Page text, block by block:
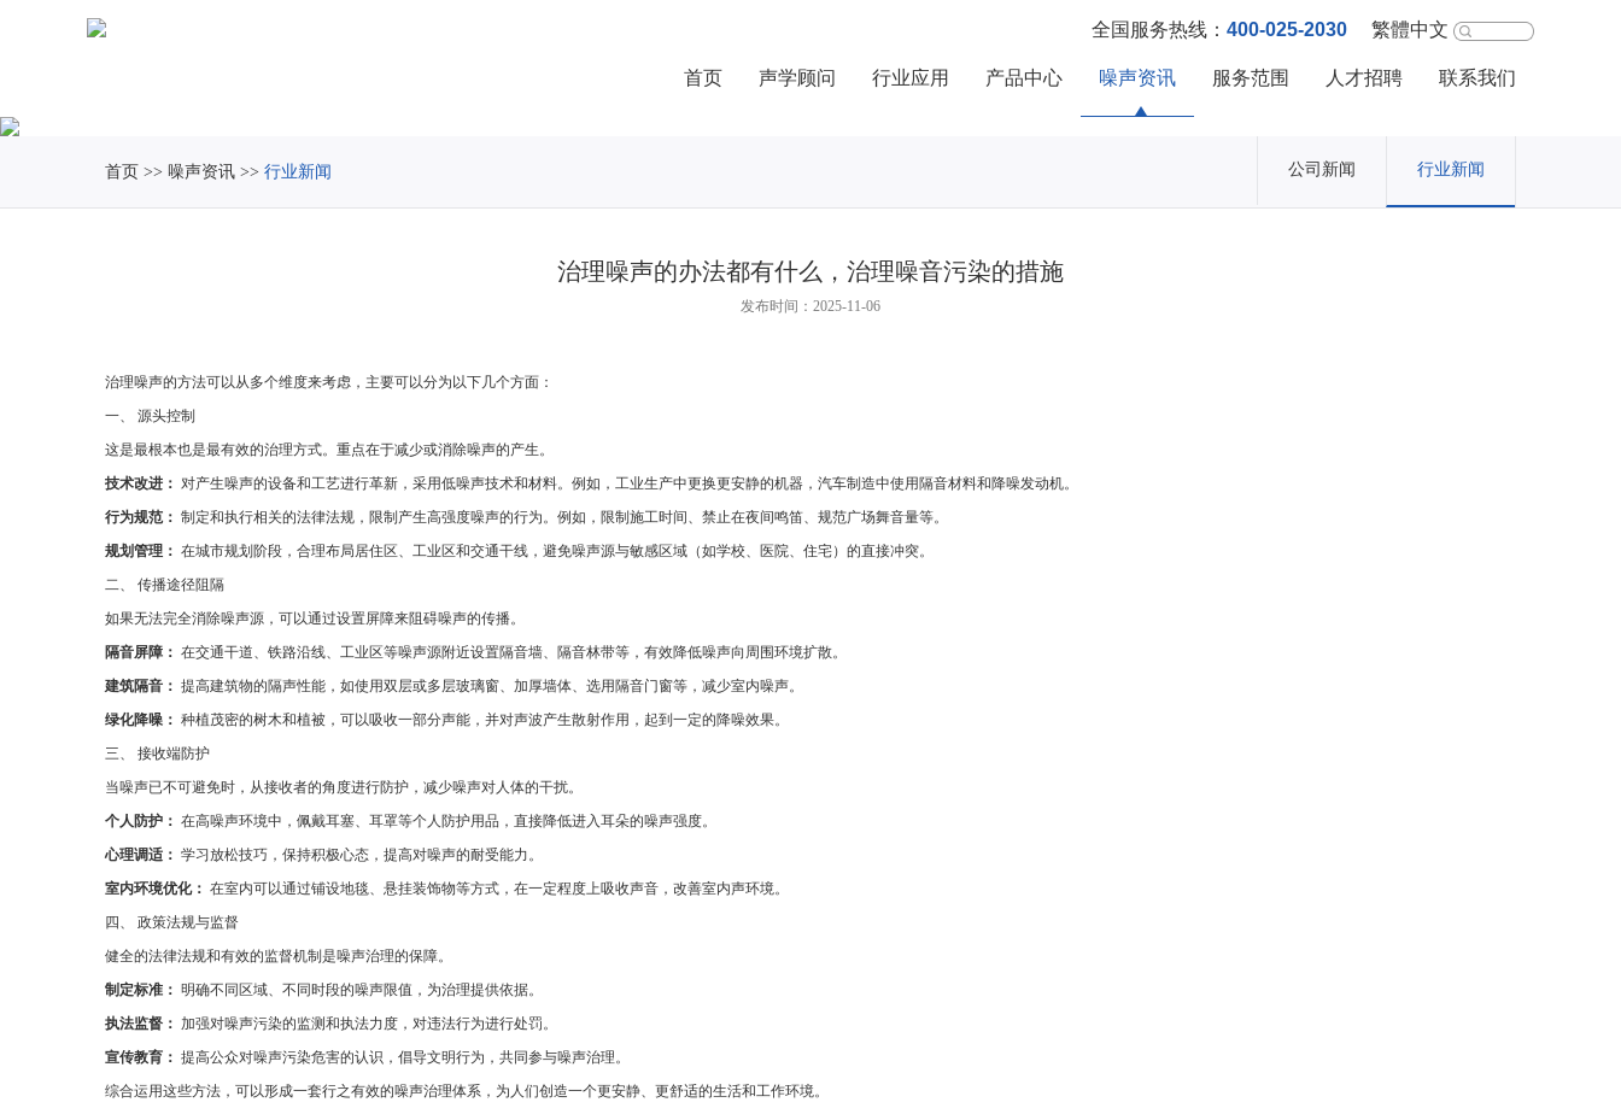
全国服务热线： 400-025-2030 繁體中文
首页 声学顾问 行业应用 产品中心 噪声资讯 服务范围 人才招聘 联系我们
首页 >> 噪声资讯 >> 行业新闻 公司新闻 行业新闻
治理噪声的办法都有什么，治理噪音污染的措施
发布时间：2025-11-06
治理噪声的方法可以从多个维度来考虑，主要可以分为以下几个方面：
一、 源头控制
这是最根本也是最有效的治理方式。重点在于减少或消除噪声的产生。
技术改进： 对产生噪声的设备和工艺进行革新，采用低噪声技术和材料。例如，工业生产中更换更安静的机器，汽车制造中使用隔音材料和降噪发动机。
行为规范： 制定和执行相关的法律法规，限制产生高强度噪声的行为。例如，限制施工时间、禁止在夜间鸣笛、规范广场舞音量等。
规划管理： 在城市规划阶段，合理布局居住区、工业区和交通干线，避免噪声源与敏感区域（如学校、医院、住宅）的直接冲突。
二、 传播途径阻隔
如果无法完全消除噪声源，可以通过设置屏障来阻碍噪声的传播。
隔音屏障： 在交通干道、铁路沿线、工业区等噪声源附近设置隔音墙、隔音林带等，有效降低噪声向周围环境扩散。
建筑隔音： 提高建筑物的隔声性能，如使用双层或多层玻璃窗、加厚墙体、选用隔音门窗等，减少室内噪声。
绿化降噪： 种植茂密的树木和植被，可以吸收一部分声能，并对声波产生散射作用，起到一定的降噪效果。
三、 接收端防护
当噪声已不可避免时，从接收者的角度进行防护，减少噪声对人体的干扰。
个人防护： 在高噪声环境中，佩戴耳塞、耳罩等个人防护用品，直接降低进入耳朵的噪声强度。
心理调适： 学习放松技巧，保持积极心态，提高对噪声的耐受能力。
室内环境优化： 在室内可以通过铺设地毯、悬挂装饰物等方式，在一定程度上吸收声音，改善室内声环境。
四、 政策法规与监督
健全的法律法规和有效的监督机制是噪声治理的保障。
制定标准： 明确不同区域、不同时段的噪声限值，为治理提供依据。
执法监督： 加强对噪声污染的监测和执法力度，对违法行为进行处罚。
宣传教育： 提高公众对噪声污染危害的认识，倡导文明行为，共同参与噪声治理。
综合运用这些方法，可以形成一套行之有效的噪声治理体系，为人们创造一个更安静、更舒适的生活和工作环境。